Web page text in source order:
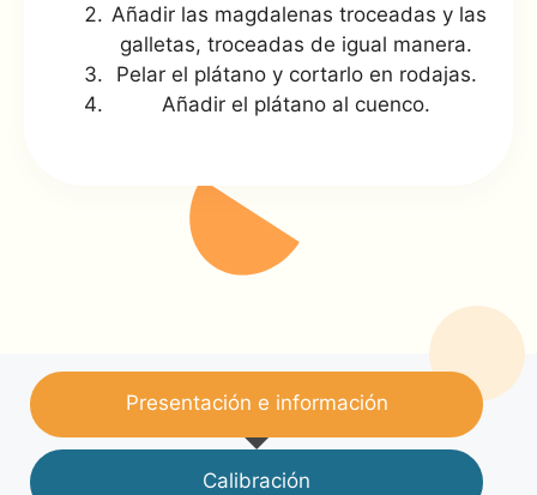
Añadir las magdalenas troceadas y las
galletas, troceadas de igual manera.
Pelar el plátano y cortarlo en rodajas.
Añadir el plátano al cuenco.
Presentación e información
Calibración